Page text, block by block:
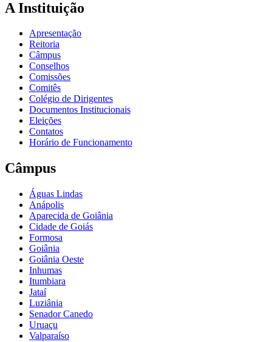
A Instituição
Apresentação
Reitoria
Câmpus
Conselhos
Comissões
Comitês
Colégio de Dirigentes
Documentos Institucionais
Eleições
Contatos
Horário de Funcionamento
Câmpus
Águas Lindas
Anápolis
Aparecida de Goiânia
Cidade de Goiás
Formosa
Goiânia
Goiânia Oeste
Inhumas
Itumbiara
Jataí
Luziânia
Senador Canedo
Uruaçu
Valparaíso